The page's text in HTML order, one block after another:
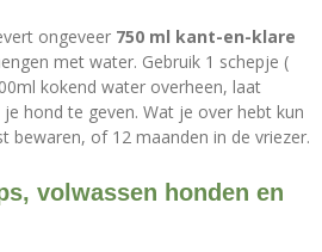
ongeveer 750 ml kant-en-klare
met water. Gebruik 1 schepje (
kokend water overheen, laat
hond te geven. Wat je over hebt kun
bewaren, of 12 maanden in de vriezer.
volwassen honden en